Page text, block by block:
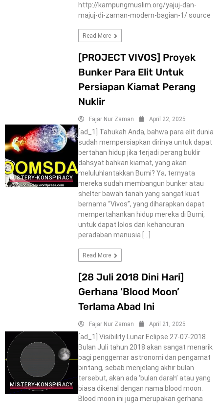
http://kampungmuslim.org/yajuj-dan-
majuj-di-zaman-modern-bagian-1/ source
Read More
MISTERY-KONSPIRACY
[PROJECT VIVOS] Proyek
Bunker Para Elit Untuk
Persiapan Kiamat Perang
Nuklir
Fajar Nur Zaman April 22, 2025
[ad_1] Tahukah Anda, bahwa para elit dunia
sudah mempersiapkan dirinya untuk dapat
bertahan hidup jika terjadi perang buklir
dahsyat bahkan kiamat, yang akan
meluluhlantakkan Bumi? Ya, ternyata
mereka sudah membangun bunker atau
shelter bawah tanah yang sangat kuat
bernama “Vivos”, yang diharapkan dapat
mempertahankan hidup mereka di Bumi,
untuk dapat lolos dari kehancuran
peradaban manusia […]
Read More
MISTERY-KONSPIRACY
[28 Juli 2018 Dini Hari]
Gerhana ‘Blood Moon’
Terlama Abad Ini
Fajar Nur Zaman April 21, 2025
[ad_1] Visibility Lunar Eclipse 27-07-2018.
Bulan Juli tahun 2018 akan sangat menarik
bagi penggemar astronomi dan pengamat
bintang, sebab menjelang akhir bulan
tersebut, akan ada ‘bulan darah’ atau yang
biasa dikenal dengan nama blood moon.
Blood moon ini juga merupakan gerhana